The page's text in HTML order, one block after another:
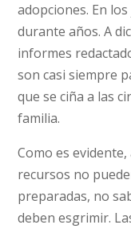
adopciones. En
durante años. A
informes
son casi siempre
que se ciña a las
familia.
Como es
recursos no
preparadas, no
deben esgrimir.